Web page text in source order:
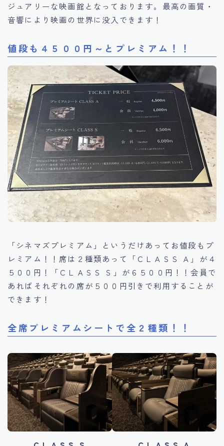
ジュアリーな映画館となっております。最高の画質・
音響により映画の世界に没入できます！
値段も４５００円～とプレミアム！！
「シネマズプレミアム」というだけあってお値段もプ
レミアム！！席は２種類あって「ＣＬＡＳＳ Ａ」が４
５００円！「ＣＬＡＳＳ Ｓ」が６５００円！！会員で
あればそれぞれの席が５００円引きで利用することが
できます！
全席プレミアムシートで全２種類！！